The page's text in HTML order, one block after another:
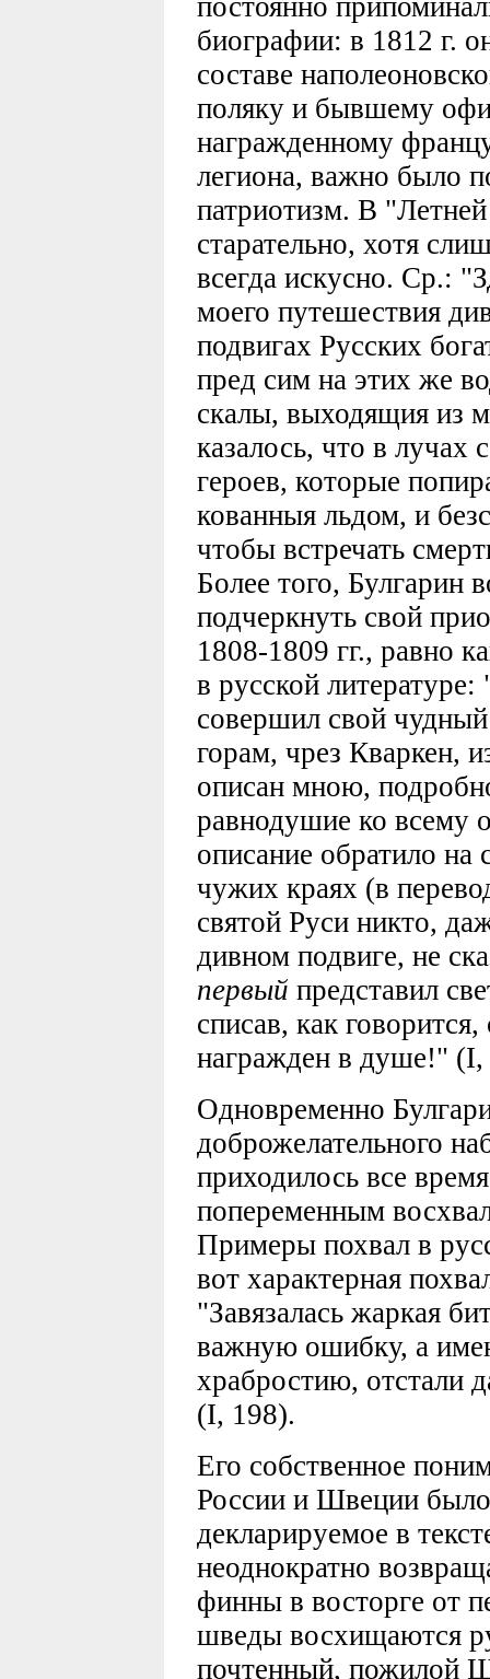
постоянно
биографии: в 1812 г.
составе
поляку и бывшему
награжденному
легиона, важно было
патриотизм. В
старательно, хотя
всегда искусно. Ср.:
моего путешествия
подвигах Русских
пред сим на этих же
скалы, выходящия из
казалось, что в
героев, которые
кованныя льдом, и
чтобы встречать
Более того, Булгарин
подчеркнуть свой
1808-1809 гг., равно
в русской
совершил свой
горам, чрез Кваркен,
описан мною,
равнодушие ко всему
описание обратило на
чужих краях (в
святой Руси никто,
дивном подвиге, не
первый представил
списав, как
награжден в душе!" (I,
Одновременно
доброжелательного
приходилось все
попеременным
Примеры похвал в
вот характерная
"Завязалась жаркая
важную ошибку, а
храбростию, отстали
(I, 198).
Его собственное
России и Швеции
декларируемое в
неоднократно
финны в восторге от
шведы восхищаются
почтенный, пожилой